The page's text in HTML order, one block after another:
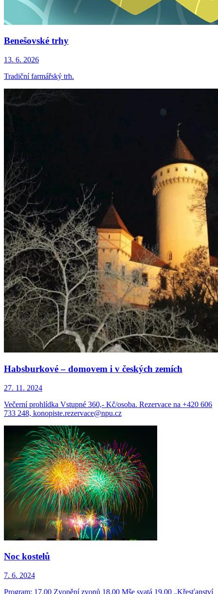
Benešovské trhy
13. 6. 2026
Tradiční farmářský trh.
Habsburkové – domovem i v českých zemích
27. 11. 2024
Večerní prohlídka Vstupné 360,- Kč/osoba. Rezervace na +420 606
733 248, konopiste.rezervace@npu.cz
Noc kostelů
7. 6. 2024
Program: 17.00 Zvonění zvonů 18.00 Mše svatá 19.00 „Křesťanství